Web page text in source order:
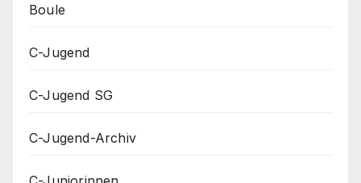
Boule
C-Jugend
C-Jugend SG
C-Jugend-Archiv